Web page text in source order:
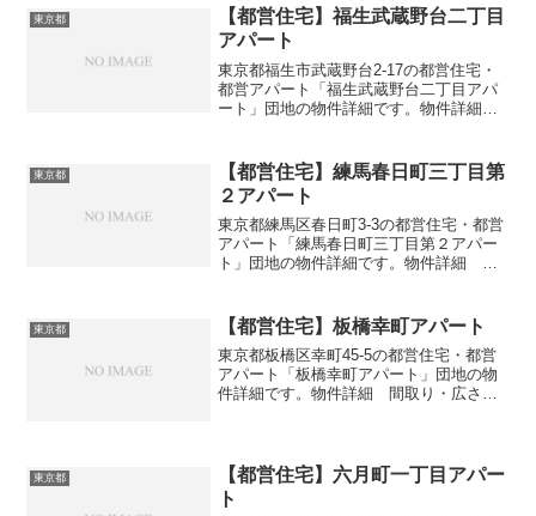
11間取り2DK-4DK広さ・面積50-75㎡建設
年度築...
東京都
【都営住宅】福生武蔵野台二丁目
アパート
東京都福生市武蔵野台2-17の都営住宅・
都営アパート「福生武蔵野台二丁目アパ
ート」団地の物件詳細です。物件詳細
野台2-17間取り3DK広さ・面積55-63㎡建
設年度築...
東京都
【都営住宅】練馬春日町三丁目第
２アパート
東京都練馬区春日町3-3の都営住宅・都営
アパート「練馬春日町三丁目第２アパー
ト」団地の物件詳細です。物件詳細 間
町3-3間取り3DK広さ・面積55㎡建設年度
築年数197...
東京都 【都営住宅】板橋幸町アパート
東京都板橋区幸町45-5の都営住宅・都営
アパート「板橋幸町アパート」団地の物
件詳細です。物件詳細 間取り・広さ団
東京都
【都営住宅】六月町一丁目アパー
ト